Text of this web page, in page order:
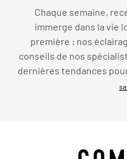
Chaque semaine,
immerge dans la vie
première : nos
conseils de nos
dernières tendances